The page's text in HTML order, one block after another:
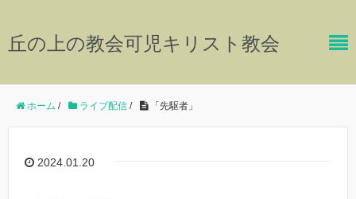
丘の上の教会可児キリスト教会
ホーム / ライブ配信 / 「先駆者」
2024.01.20